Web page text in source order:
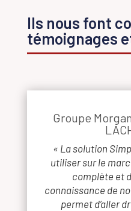
Ils nous font
témoignages
Groupe
« La solution
utiliser sur le
complète et
connaissance de
permet d’aller